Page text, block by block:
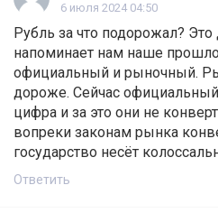
6 июля 2024 04:50
Рубль за что подорожал?
напоминает нам наше
официальный и рыночный.
дороже. Сейчас официальный
цифра и за это они не
вопреки законам рынка
государство несёт
Ответить